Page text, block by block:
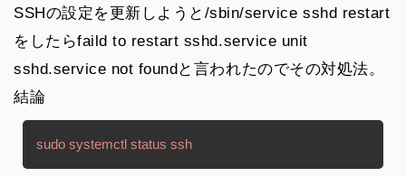
SSHの設定を更新しようと /sbin/service sshd restart
をしたらfaild to restart sshd.service unit
sshd.service not foundと言われたのでその対処法。
結論
sudo systemctl status ssh